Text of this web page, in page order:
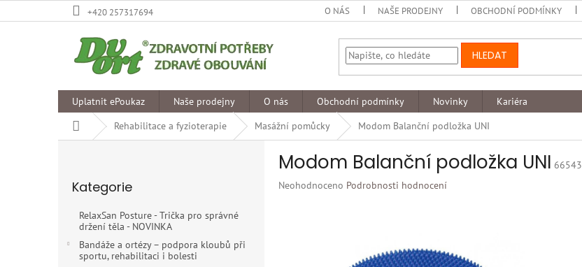
na
+420 257317694 O NÁS NAŠE PRODEJNY OBCHODNÍ PODMÍNKY
HLEDAT
Uplatnit ePoukaz Naše prodejny O nás Obchodní podmínky Novinky
Kariéra
Domů
Rehabilitace a fyzioterapie Masážní pomůcky Modom Balanční podložka UNI
kategorie
Kategorie
RelaxSan Posture - Trička pro správné
držení těla - NOVINKA
Bandáže a ortézy – podpora kloubů při
sportu, rehabilitaci i bolesti
Modom Balanční podložka UNI 66543
Průměrné
Neohodnoceno Podrobnosti hodnocení